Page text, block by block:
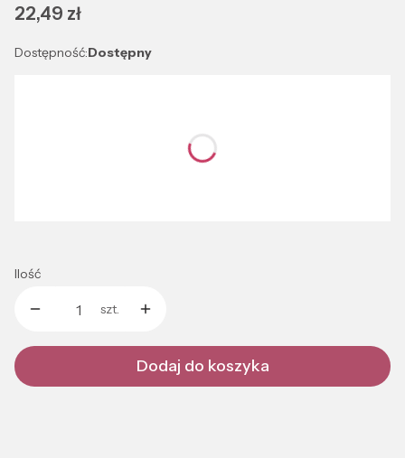
Cena
22,49 zł
Dostępność:Dostępny
Ilość
szt.
Dodaj do koszyka